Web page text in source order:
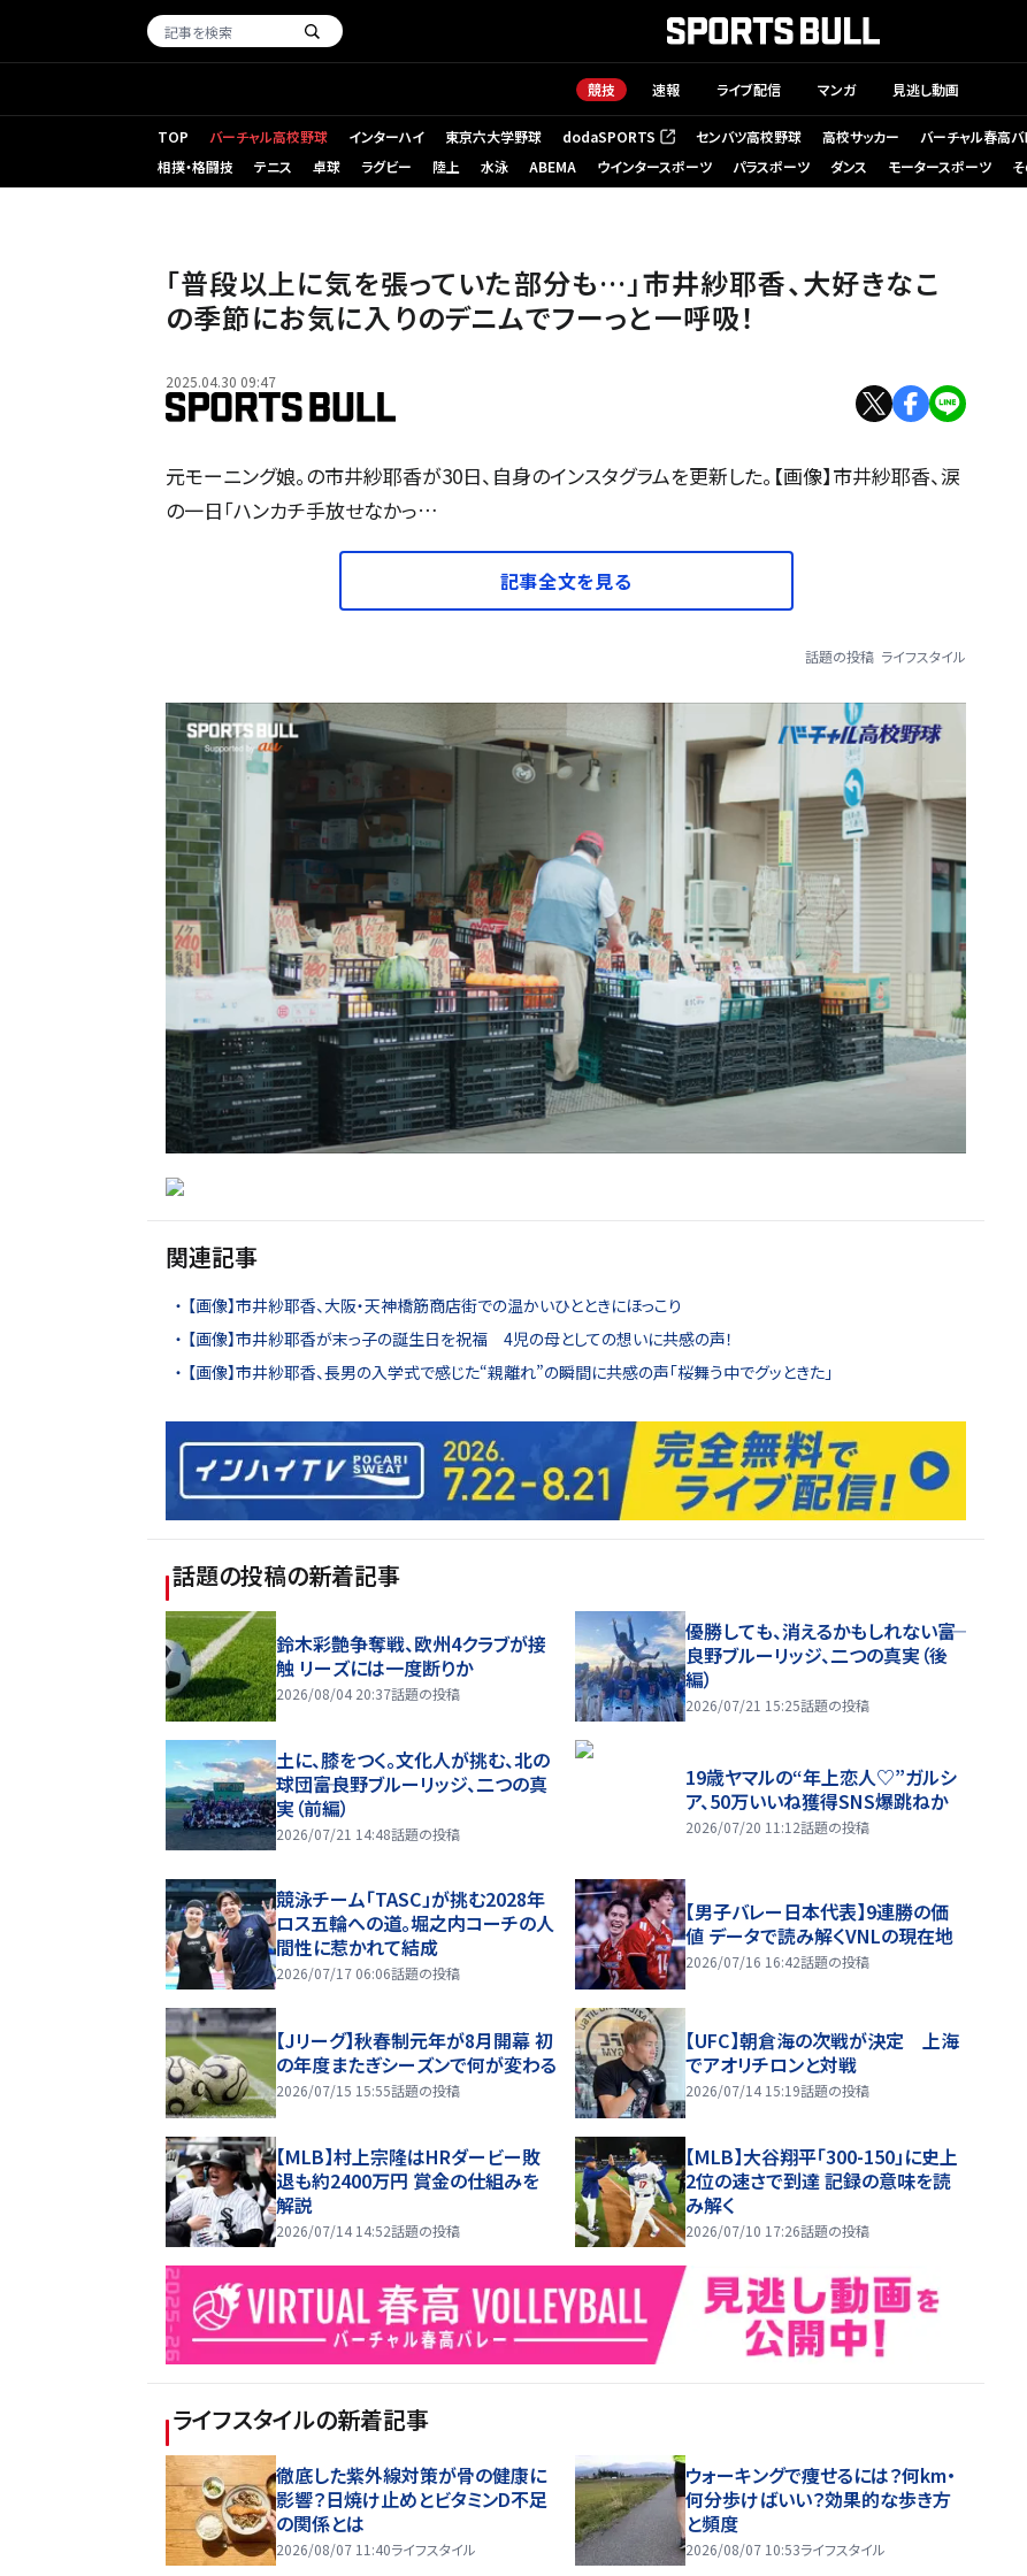
競技 速報 ライブ配信 マンガ 見逃し動画
TOP バーチャル高校野球 インターハイ 東京六大学野球 dodaSPORTS
（新しいタブで開く） センバツ高校野球 高校サッカー バーチャル春高バ
相撲・格闘技
テニス 卓球 ラグビー 陸上 水泳 ABEMA ウインタースポーツ パラスポーツ ダンス モータースポーツ
「普段以上に気を張っていた部分も…」市井紗耶香、大好きなこ
の季節にお気に入りのデニムでフーっと一呼吸！
2025.04.30 09:47
元モーニング娘。の市井紗耶香が30日、自身のインスタグラムを更新した。【画像】市井紗耶香、涙
の一日「ハンカチ手放せなかっ…
記事全文を見る
話題の投稿 ライフスタイル
関連記事
【画像】市井紗耶香、大阪・天神橋筋商店街での温かいひとときにほっこり
【画像】市井紗耶香が末っ子の誕生日を祝福 4児の母としての想いに共感の声！
【画像】市井紗耶香、長男の入学式で感じた“親離れ”の瞬間に共感の声「桜舞う中でグッときた」
話題の投稿の新着記事
鈴木彩艶争奪戦、欧州4クラブが接
触 リーズには一度断りか
2026/08/04 20:37話題の投稿
優勝しても、消えるかもしれない――富
良野ブルーリッジ、二つの真実（後
編）
2026/07/21 15:25話題の投稿
土に、膝をつく。文化人が挑む、北の
球団――富良野ブルーリッジ、二つの真
実（前編）
2026/07/21 14:48話題の投稿
19歳ヤマルの“年上恋人♡”ガルシ
ア、50万いいね獲得SNS爆跳ねか
2026/07/20 11:12話題の投稿
競泳チーム「TASC」が挑む2028年
ロス五輪への道。堀之内コーチの人
間性に惹かれて結成
2026/07/17 06:06話題の投稿
【男子バレー日本代表】9連勝の価
値 データで読み解くVNLの現在地
2026/07/16 16:42話題の投稿
【Jリーグ】秋春制元年が8月開幕 初
の年度またぎシーズンで何が変わる
2026/07/15 15:55話題の投稿
【UFC】朝倉海の次戦が決定 上海
でアオリチロンと対戦
2026/07/14 15:19話題の投稿
【MLB】村上宗隆はHRダービー敗
退も約2400万円 賞金の仕組みを
解説
2026/07/14 14:52話題の投稿
【MLB】大谷翔平「300-150」に史上
2位の速さで到達 記録の意味を読
み解く
2026/07/10 17:26話題の投稿
ライフスタイルの新着記事
徹底した紫外線対策が骨の健康に
影響？日焼け止めとビタミンD不足
の関係とは
2026/08/07 11:40ライフスタイル
ウォーキングで痩せるには？何km・
何分歩けばいい？効果的な歩き方
と頻度
2026/08/07 10:53ライフスタイル